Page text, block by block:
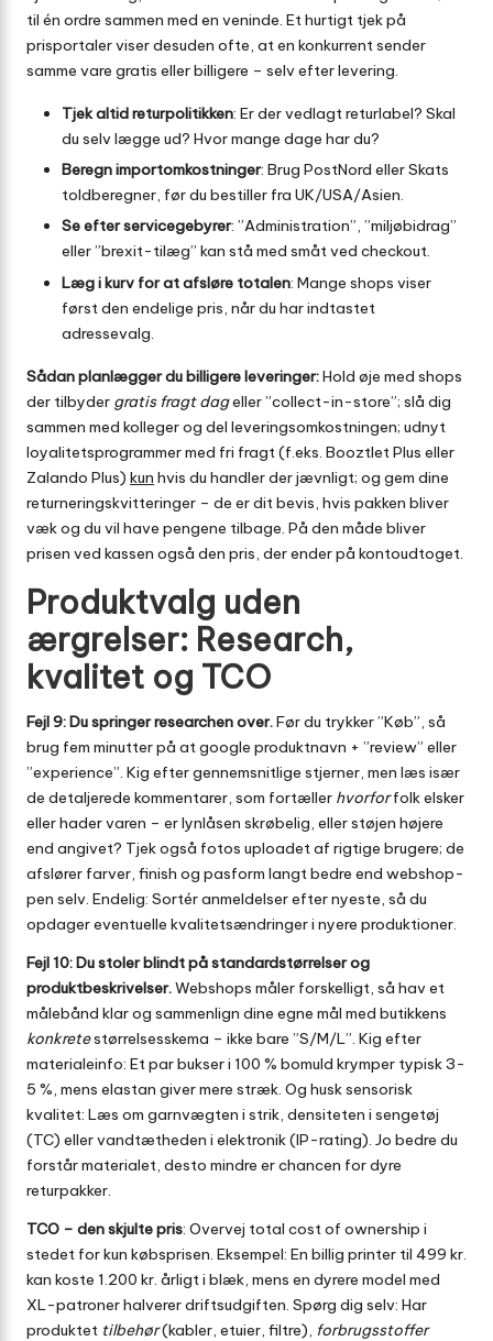
til én ordre sammen med en veninde. Et hurtigt tjek på
prisportaler viser desuden ofte, at en konkurrent sender
samme vare gratis eller billigere – selv efter levering.
Tjek altid returpolitikken: Er der vedlagt returlabel? Skal
du selv lægge ud? Hvor mange dage har du?
Beregn importomkostninger: Brug PostNord eller Skats
toldberegner, før du bestiller fra UK/USA/Asien.
Se efter servicegebyrer: ”Administration”, ”miljøbidrag”
eller ”brexit-tilæg” kan stå med småt ved checkout.
Læg i kurv for at afsløre totalen: Mange shops viser
først den endelige pris, når du har indtastet
adressevalg.
Sådan planlægger du billigere leveringer:Hold øje med shops
der tilbyder gratis fragt dageller ”collect-in-store”; slå dig
sammen med kolleger og del leverings­omkostningen; udnyt
loyalitets­programmer med fri fragt (f.eks. Booztlet Plus eller
Zalando Plus) kun hvis du handler der jævnligt; og gem dine
returnerings­kvitteringer – de er dit bevis, hvis pakken bliver
væk og du vil have pengene tilbage. På den måde bliver
prisen ved kassen også den pris, der ender på kontoudtoget.
Produktvalg uden
ærgrelser: Research,
kvalitet og TCO
Fejl 9: Du springer researchen over.Før du trykker ”Køb”, så
brug fem minutter på at google produktnavn + ”review” eller
”experience”. Kig efter gennemsnitlige stjerner, men læs især
de detaljerede kommentarer, som fortæller hvorforfolk elsker
eller hader varen – er lynlåsen skrøbelig, eller støjen højere
end angivet? Tjek også fotos uploadet af rigtige brugere; de
afslører farver, finish og pasform langt bedre end webshop­
pen selv. Endelig: Sortér anmeldelser efter nyeste, så du
opdager eventuelle kvalitetsændringer i nyere produktioner.
Fejl 10: Du stoler blindt på standardstørrelser og
produktbeskrivelser.Webshops måler forskelligt, så hav et
målebånd klar og sammenlign dine egne mål med butikkens
konkretestørrelses­skema – ikke bare ”S/M/L”. Kig efter
materiale­info: Et par bukser i 100 % bomuld krymper typisk 3-
5 %, mens elastan giver mere stræk. Og husk sensorisk
kvalitet: Læs om garnvægten i strik, densiteten i sengetøj
(TC) eller vandtætheden i elektronik (IP-rating). Jo bedre du
forstår materialet, desto mindre er chancen for dyre
returpakker.
TCO – den skjulte pris: Overvej total cost of ownership i
stedet for kun købsprisen. Eksempel: En billig printer til 499 kr.
kan koste 1.200 kr. årligt i blæk, mens en dyrere model med
XL-patroner halverer driftsudgiften. Spørg dig selv: Har
produktet tilbehør(kabler, etuier, filtre), forbrugsstoffer